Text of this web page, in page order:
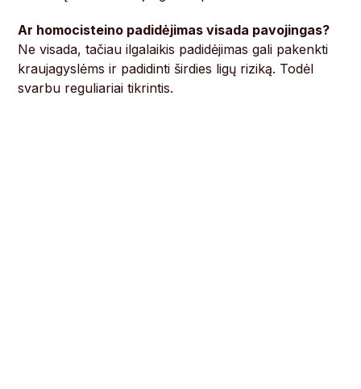
Ar homocisteino padidėjimas visada pavojingas?
Ne visada, tačiau ilgalaikis padidėjimas gali pakenkti
kraujagyslėms ir padidinti širdies ligų riziką. Todėl
svarbu reguliariai tikrintis.